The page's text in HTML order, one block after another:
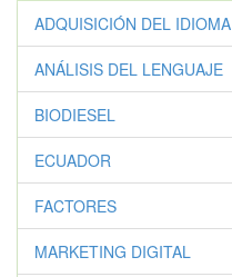
ADQUISICIÓN DEL IDIOMA
ANÁLISIS DEL LENGUAJE
BIODIESEL
ECUADOR
FACTORES
MARKETING DIGITAL